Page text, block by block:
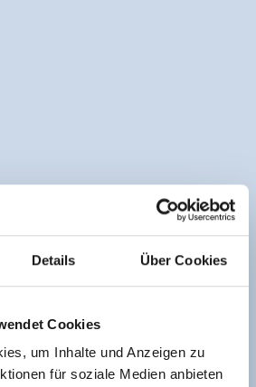
Details Über Cookies
Cookies
um Inhalte und Anzeigen zu
für soziale Medien anbieten